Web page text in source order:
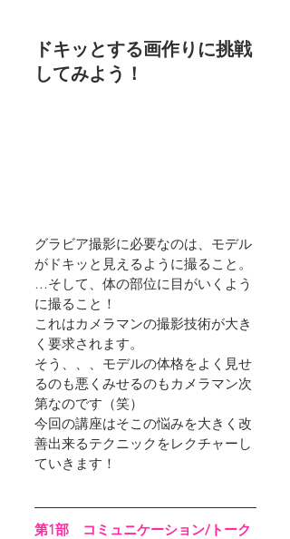
ドキッとする画作りに挑戦
してみよう！
グラビア撮影に必要なのは、モデル
がドキッと見えるように撮ること。
…そして、体の部位に目がいくよう
に撮ること！
これはカメラマンの撮影技術が大き
く要求されます。
そう、、、モデルの体格をよく見せ
るのも悪くみせるのもカメラマン次
第なのです（笑）
今回の講座はそこの悩みを大きく改
善出来るテクニックをレクチャーし
ていきます！
第1部　コミュニケーション/トーク